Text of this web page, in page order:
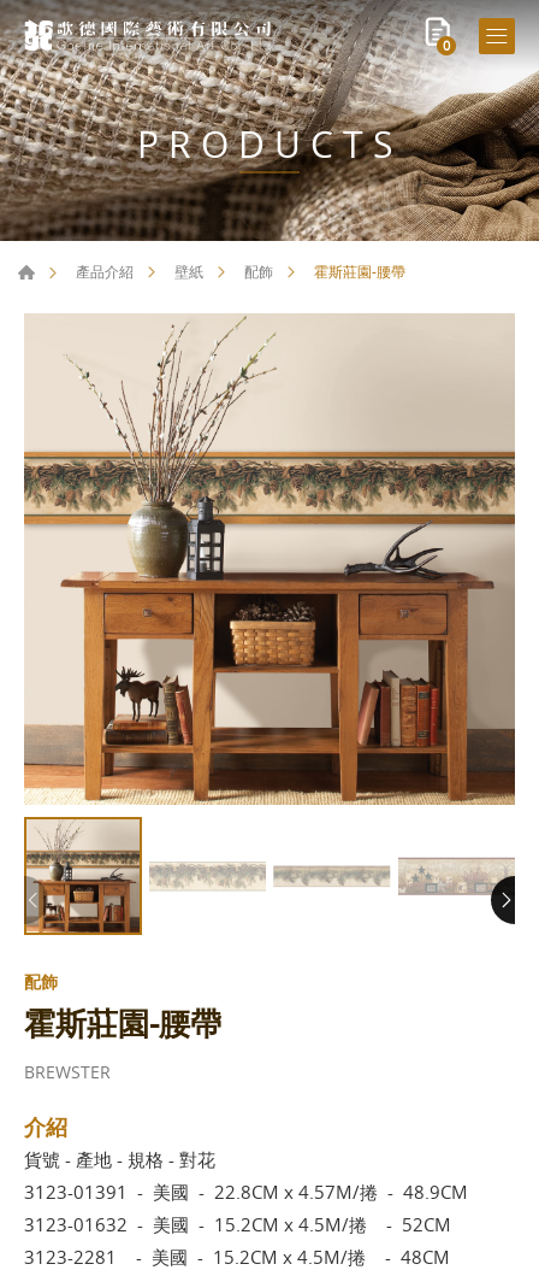
0
PRODUCTS
產品介紹 壁紙 配飾 霍斯莊園-腰帶
配飾
霍斯莊園-腰帶
BREWSTER
介紹
貨號 - 產地 - 規格 - 對花
3123-01391 - 美國 - 22.8CM x 4.57M/捲 - 48.9CM
3123-01632 - 美國 - 15.2CM x 4.5M/捲 - 52CM
3123-2281 - 美國 - 15.2CM x 4.5M/捲 - 48CM